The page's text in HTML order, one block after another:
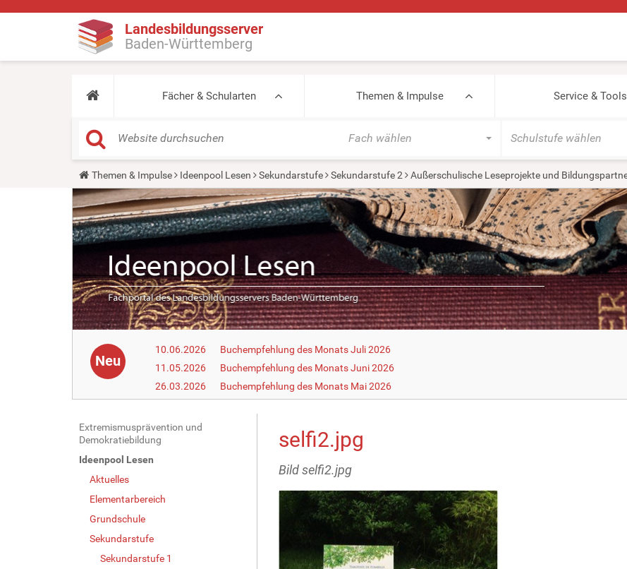
Landesbildungsserver
Baden-Württemberg
Fächer & Schularten Themen & Impulse Service & Tools
Fach wählen Schulstufe wählen
Y
o
u
a
r
e
h
e
:
Themen & Impulse Ideenpool Lesen Sekundarstufe Sekundarstufe 2 Außerschulische Leseprojekte und
Neu
10.06.2026
Buchempfehlung des Monats Juli 2026
11.05.2026
Buchempfehlung des Monats Juni 2026
26.03.2026
Buchempfehlung des Monats Mai 2026
N
a
v
Extremismusprävention und
Demokratiebildung
Ideenpool Lesen
Aktuelles
Elementarbereich
Grundschule
Sekundarstufe
Sekundarstufe 1
selfi2.jpg
Bild selfi2.jpg